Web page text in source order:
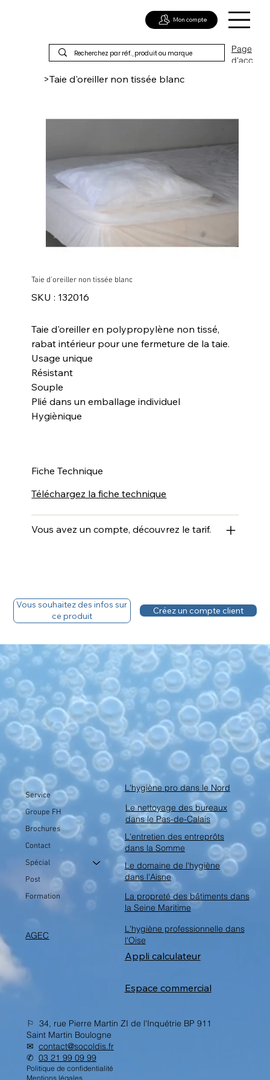
Page
d'acc
Mon compte
>Taie d'oreiller non tissée blanc
Taie d'oreiller non tissée blanc
SKU :
SKU
132016
132016
Taie d'oreiller en polypropylène non tissé,
rabat intérieur pour une fermeture de la taie.
Usage unique
Résistant
Souple
Plié dans un emballage individuel
Hygiènique
Fiche Technique
Téléchargez la fiche technique
Vous avez un compte, découvrez le tarif.
Vous souhaitez des infos sur
ce produit
Créez un compte client
Service
Groupe FH
Brochures
Contact
Spécial
Post
Formation
AGEC
L'hygiène pro dans le Nord
Le nettoyage des bureaux
dans le Pas-de-Calais
L'entretien des entreprôts
dans la Somme
Le domaine de l'hygiène
dans l'Aisne
La propreté des bâtiments dans
la Seine Maritime
L'hygiène professionnelle dans
l'Oise
Espace commercial
Appli calculateur
⚐ 34, rue Pierre Martin ZI de l'Inquétrie BP 911
Saint Martin Boulogne
✉︎ contact@socoldis.fr
✆ 03 21 99 09 99
Politique de confidentialité
Mentions légales